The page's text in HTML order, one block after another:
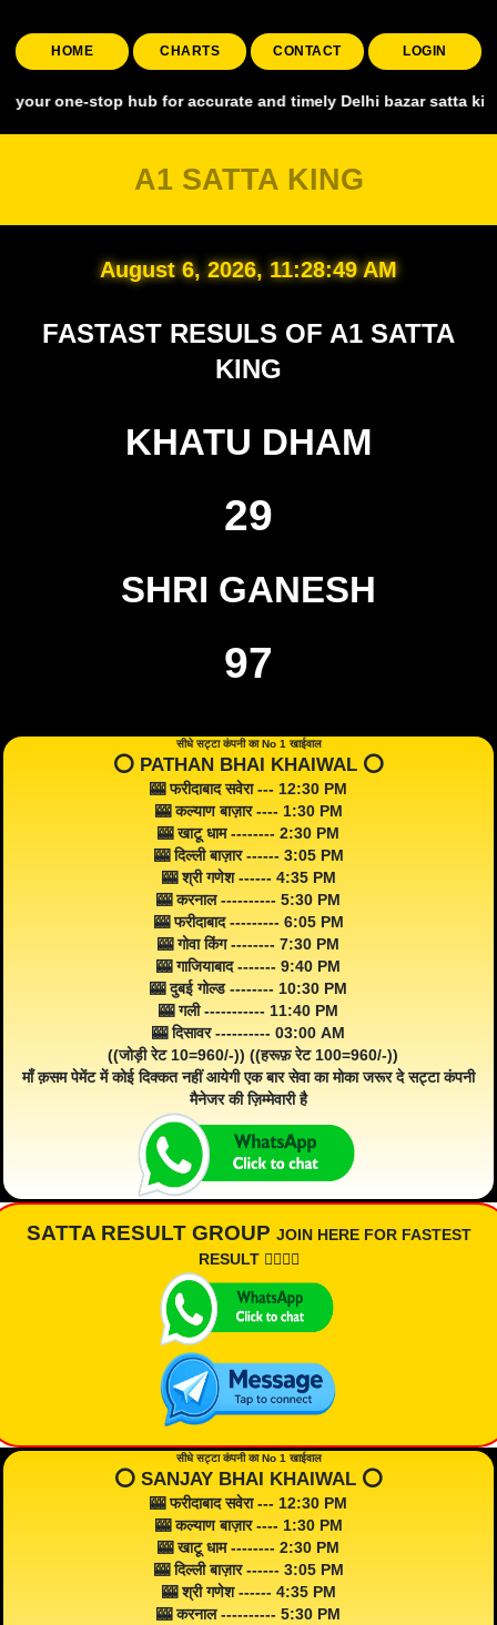
HOME CHARTS CONTACT LOGIN
stop hub for accurate and timely Delhi bazar satta king,
A1 SATTA KING
August 6, 2026, 11:28:49 AM
FASTAST RESULS OF A1 SATTA
KING
KHATU DHAM
29
SHRI GANESH
97
सीधे सट्टा कंपनी का No 1 खाईवाल
⭕️ PATHAN BHAI KHAIWAL ⭕️
🎰 फरीदाबाद सवेरा --- 12:30 PM
🎰 कल्याण बाज़ार ---- 1:30 PM
🎰 खाटू धाम -------- 2:30 PM
🎰 दिल्ली बाज़ार ------ 3:05 PM
🎰 श्री गणेश ------ 4:35 PM
🎰 करनाल ---------- 5:30 PM
🎰 फरीदाबाद --------- 6:05 PM
🎰 गोवा किंग -------- 7:30 PM
🎰 गाजियाबाद ------- 9:40 PM
🎰 दुबई गोल्ड -------- 10:30 PM
🎰 गली ----------- 11:40 PM
🎰 दिसावर ---------- 03:00 AM
((जोड़ी रेट 10=960/-)) ((हरूफ़ रेट 100=960/-))
माँ क़सम पेमेंट में कोई दिक्कत नहीं आयेगी एक बार सेवा का मोका जरूर दे सट्टा कंपनी
मैनेजर की ज़िम्मेवारी है
SATTA RESULT GROUP JOIN HERE FOR FASTEST
RESULT 👇🏾👇🏾
सीधे सट्टा कंपनी का No 1 खाईवाल
⭕️ SANJAY BHAI KHAIWAL ⭕️
🎰 फरीदाबाद सवेरा --- 12:30 PM
🎰 कल्याण बाज़ार ---- 1:30 PM
🎰 खाटू धाम -------- 2:30 PM
🎰 दिल्ली बाज़ार ------ 3:05 PM
🎰 श्री गणेश ------ 4:35 PM
🎰 करनाल ---------- 5:30 PM